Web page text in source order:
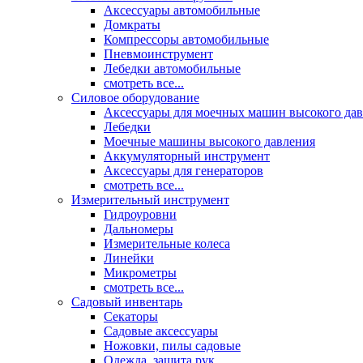
Аксессуары автомобильные
Домкраты
Компрессоры автомобильные
Пневмоинструмент
Лебедки автомобильные
смотреть все...
Силовое оборудование
Аксессуары для моечных машин высокого
Лебедки
Моечные машины высокого давления
Аккумуляторный инструмент
Аксессуары для генераторов
смотреть все...
Измерительный инструмент
Гидроуровни
Дальномеры
Измерительные колеса
Линейки
Микрометры
смотреть все...
Садовый инвентарь
Секаторы
Садовые аксессуары
Ножовки, пилы садовые
Одежда, защита рук